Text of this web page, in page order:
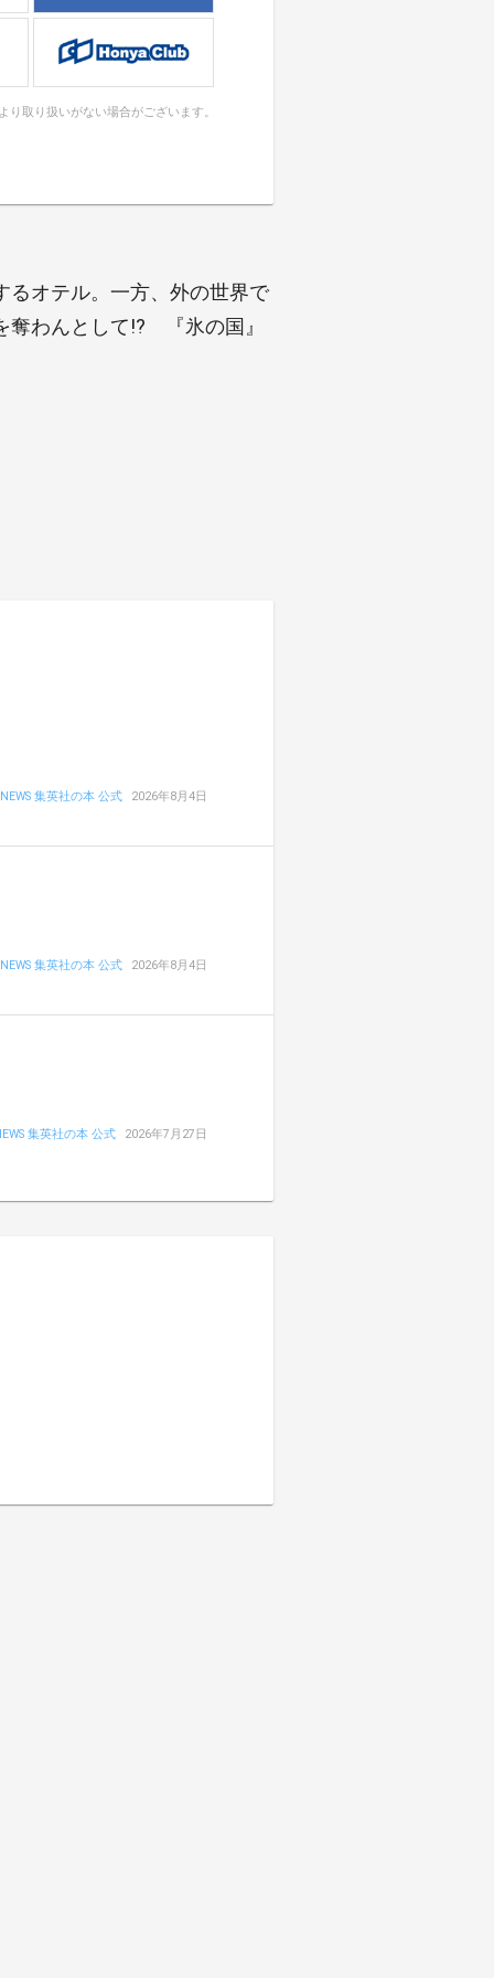
り取り扱いがない場合がございます。
るオテル。一方、外の世界で
奪わんとして!? 『氷の国』
NEWS 集英社の本 公式 2026年8月4日
NEWS 集英社の本 公式 2026年8月4日
集英社の本 公式 2026年7月27日